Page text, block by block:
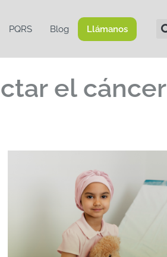
PQRS Blog Llámanos
el cáncer